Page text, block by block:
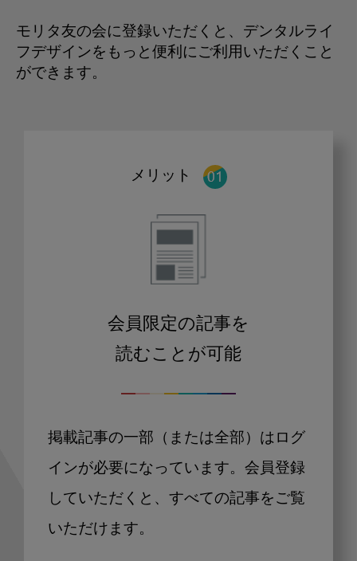
モリタ友の会に登録いただくと、デンタルライ
フデザインをもっと便利にご利用いただくこと
ができます。
メリット
会員限定の記事を
読むことが可能
掲載記事の一部（または全部）はログ
インが必要になっています。会員登録
していただくと、すべての記事をご覧
いただけます。